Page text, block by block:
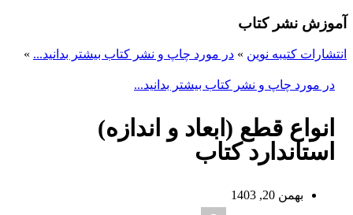
آموزش نشر کتاب
انتشارات کتیبه نوین » در مورد چاپ و نشر کتاب بیشتر بدانید... »
در مورد چاپ و نشر کتاب بیشتر بدانید...
انواع قطع (ابعاد و اندازه)
استاندارد کتاب
بهمن 20, 1403